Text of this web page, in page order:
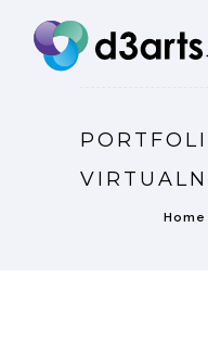
Home